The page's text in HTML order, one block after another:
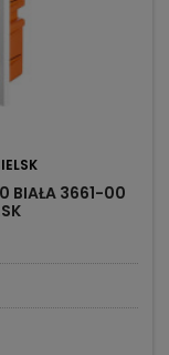
BIAŁA 3661-00